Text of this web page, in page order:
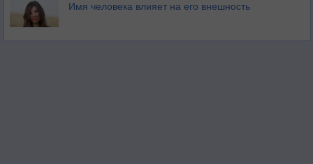
Имя человека влияет на его внешность